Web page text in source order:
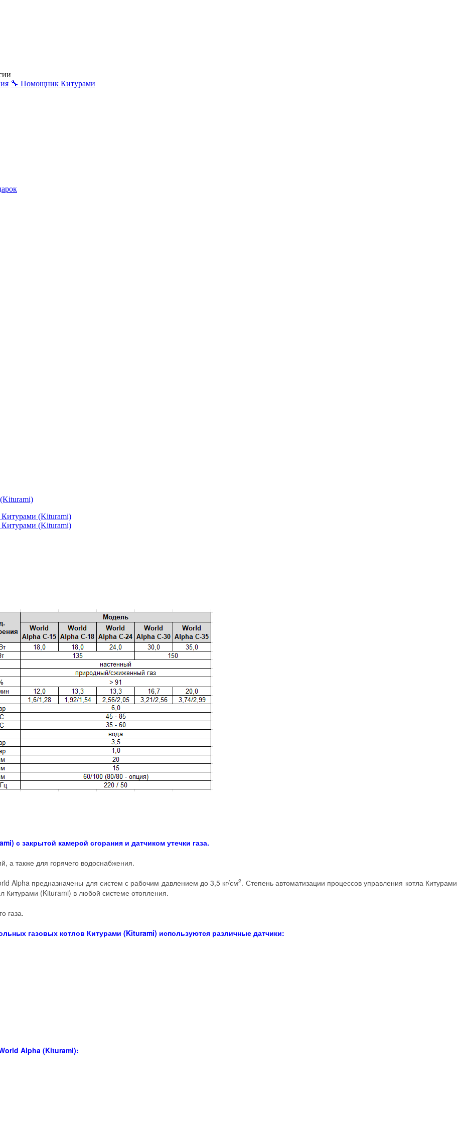
🔧 Помощник Китурами
с закрытой камерой сгорания и датчиком утечки газа.
а также для горячего водоснабжения.
Alpha предназначены для систем с рабочим давлением до 3,5 кг/см2. Степень автоматизации процессов управления котла Китурами
Китурами (Kiturami) в любой системе отопления.
газа.
газовых котлов Китурами (Kiturami) используются различные датчики:
Alpha (Kiturami):